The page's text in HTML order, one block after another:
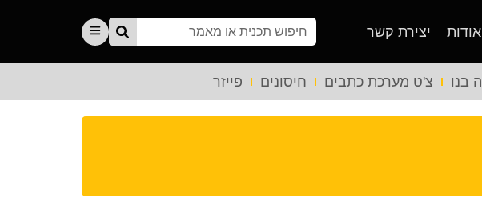
אודות יצירת קשר
בנו צ'ט מערכת כתבים חיסונים פייזר